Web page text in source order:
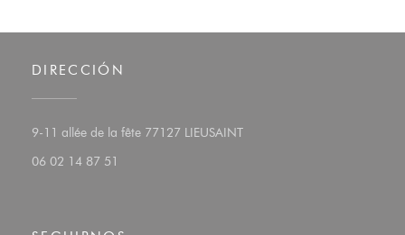
DIRECCIÓN
9-11 allée de la fête 77127 LIEUSAINT((abre en una nueva
06 02 14 87 51